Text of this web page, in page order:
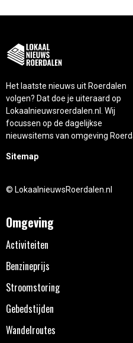
Het laatste nieuws uit Roerdalen
volgen? Dat doe je uiteraard op
Lokaalnieuwsroerdalen.nl. Wij
focussen op de dagelijkse
nieuwsitems van omgeving
Sitemap
© LokaalnieuwsRoerdalen.nl
Omgeving
Activiteiten
Benzineprijs
Stroomstoring
Gebedstijden
Wandelroutes